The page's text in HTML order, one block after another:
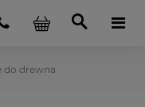
do drewna